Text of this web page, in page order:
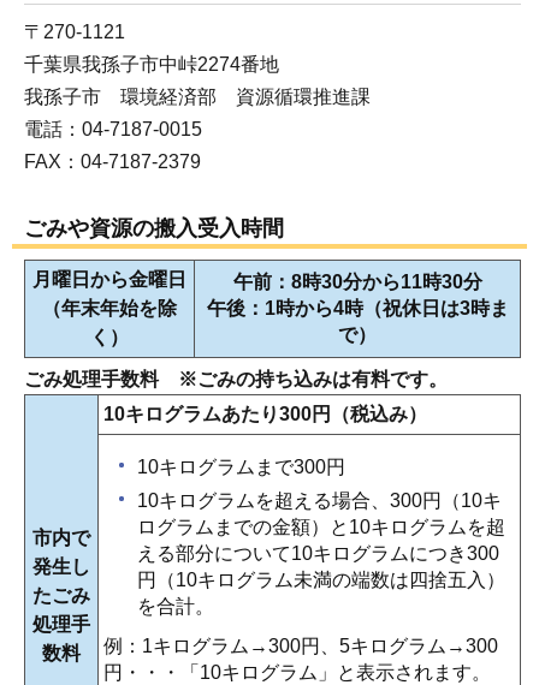
〒270-1121
千葉県我孫子市中峠2274番地
我孫子市 環境経済部 資源循環推進課
電話：04-7187-0015
FAX：04-7187-2379
ごみや資源の搬入受入時間
月曜日から金曜日
（年末年始を除
く）
午前：8時30分から11時30分
午後：1時から4時（祝休日は3時ま
で）
ごみ処理手数料 ※ごみの持ち込みは有料です。
市内で
発生し
たごみ
処理手
数料
10キログラムあたり300円（税込み）
10キログラムまで300円
10キログラムを超える場合、300円（10キ
ログラムまでの金額）と10キログラムを超
える部分について10キログラムにつき300
円（10キログラム未満の端数は四捨五入）
を合計。
例：1キログラム→300円、5キログラム→300
円・・・「10キログラム」と表示されます。